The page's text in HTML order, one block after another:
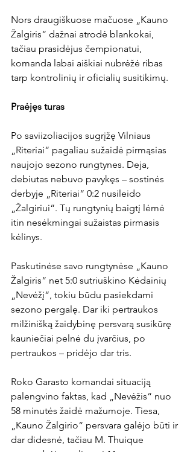
Nors draugiškuose mačuose „Kauno
Žalgiris“ dažnai atrodė blankokai,
tačiau prasidėjus čempionatui,
komanda labai aiškiai nubrėžė ribas
tarp kontrolinių ir oficialių susitikimų.
Praėjęs turas
Po saviizoliacijos sugrįžę Vilniaus
„Riteriai“ pagaliau sužaidė pirmąsias
naujojo sezono rungtynes. Deja,
debiutas nebuvo pavykęs – sostinės
derbyje „Riteriai“ 0:2 nusileido
„Žalgiriui“. Tų rungtynių baigtį lėmė
itin nesėkmingai sužaistas pirmasis
kėlinys.
Paskutinėse savo rungtynėse „Kauno
Žalgiris“ net 5:0 sutriuškino Kėdainių
„Nevėžį“, tokiu būdu pasiekdami
sezono pergalę. Dar iki pertraukos
milžinišką žaidybinę persvarą susikūrę
kauniečiai pelnė du įvarčius, po
pertraukos – pridėjo dar tris.
Roko Garasto komandai situaciją
palengvino faktas, kad „Nevėžis“ nuo
58 minutės žaidė mažumoje. Tiesa,
„Kauno Žalgirio“ persvara galėjo būti ir
dar didesnė, tačiau M. Thuique